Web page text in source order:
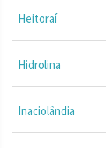
Heitoraí
Hidrolina
Inaciolândia